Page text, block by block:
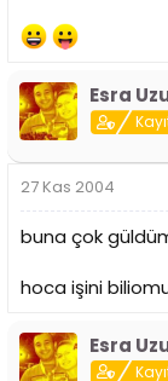
Esra
27 Kas 2004
buna çok
hoca işini
Esra